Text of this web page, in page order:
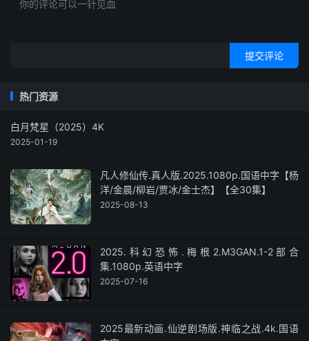
提交评论
热门资源
白月梵星（2025）4K
2025-01-19
凡人修仙传.真人版.2025.1080p.国语中字【杨
洋/金晨/柳岩/贾冰/金士杰】【全30集】
2025-08-13
2025.科幻恐怖.梅根2.M3GAN.1-2部合
集.1080p.英语中字
2025-07-16
2025最新动画.仙逆剧场版.神临之战.4k.国语